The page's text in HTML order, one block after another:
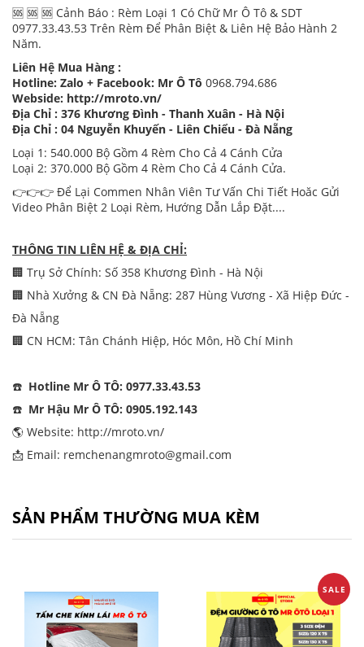
🆘 🆘 🆘 Cảnh Báo : Rèm Loại 1 Có Chữ Mr Ô Tô & SDT
0977.33.43.53 Trên Rèm Để Phân Biệt & Liên Hệ Bảo Hành 2
Năm.
Liên Hệ Mua Hàng :
Hotline: Zalo + Facebook: Mr Ô Tô 0968.794.686
Webside: http://mroto.vn/
Địa Chỉ : 376 Khương Đình - Thanh Xuân - Hà Nội
Địa Chỉ : 04 Nguyễn Khuyến - Liên Chiểu - Đà Nẵng
Loại 1: 540.000 Bộ Gồm 4 Rèm Cho Cả 4 Cánh Cửa
Loại 2: 370.000 Bộ Gồm 4 Rèm Cho Cả 4 Cánh Cửa.
👉👉👉 Để Lại Commen Nhân Viên Tư Vấn Chi Tiết Hoăc Gửi
Video Phân Biệt 2 Loại Rèm, Hướng Dẫn Lắp Đặt....
THÔNG TIN LIÊN HỆ & ĐỊA CHỈ:
🏢 Trụ Sở Chính: Số 358 Khương Đình - Hà Nội
🏢 Nhà Xưởng & CN Đà Nẵng: 287 Hùng Vương - Xã Hiệp Đức -
Đà Nẵng
🏢 CN HCM: Tân Chánh Hiệp, Hóc Môn, Hồ Chí Minh
☎️ Hotline Mr Ô TÔ: 0977.33.43.53
☎️ Mr Hậu Mr Ô TÔ: 0905.192.143
🌎 Website: http://mroto.vn/
📩 Email: remchenangmroto@gmail.com
SẢN PHẨM THƯỜNG MUA KÈM
SALE